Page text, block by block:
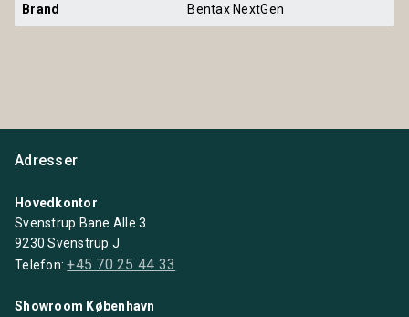
Brand Bentax NextGen
Adresser
Hovedkontor
Svenstrup Bane Alle 3
9230 Svenstrup J
Telefon:+45 70 25 44 33
Showroom København